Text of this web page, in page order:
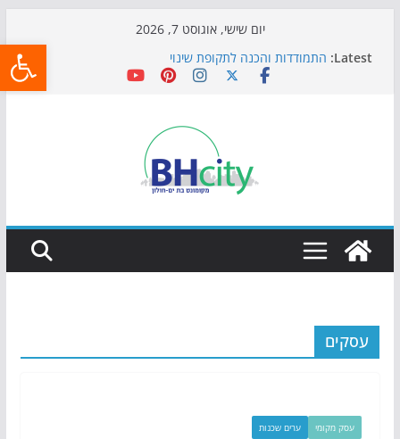
יום שישי, אוגוסט 7, 2026
Latest: התמודדות והכנה לתקופת שינוי
אי ההרפתקאות ממשיך לכבוש את הגינות: מאות משפחות
כדורגל באווירה מיוחדת: הקרנת גמר המונדיאל בטרמינל
הקיץ של בני הנוער בבת־ים: חוף הריביירה הופך למרחב
בטוח בשעות הערב
עסקים
עסק מקומי ערים שכנות